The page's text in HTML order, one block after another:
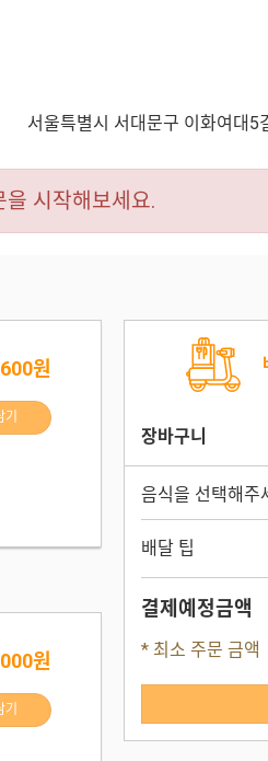
서울특별시 서대문구 이화여대5
을 시작해보세요.
원
기
원
기
장바구니
음식을 선택해주
배달 팁
결제예정금액
* 최소 주문 금액